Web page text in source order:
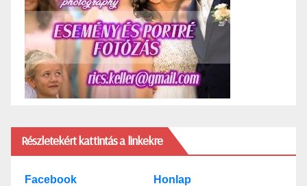
Részletekért kattintás a linkekre
Facebook Honlap